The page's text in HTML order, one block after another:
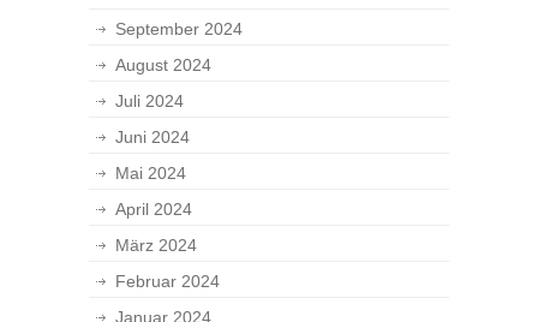
September 2024
August 2024
Juli 2024
Juni 2024
Mai 2024
April 2024
März 2024
Februar 2024
Januar 2024